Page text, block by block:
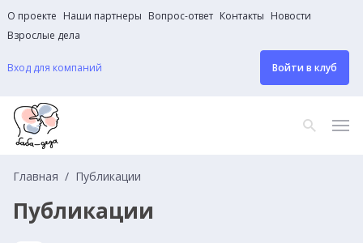
О проекте Наши партнеры Вопрос-ответ Контакты Новости
Взрослые дела
Вход для компаний Войти в клуб
Главная Публикации
Публикации